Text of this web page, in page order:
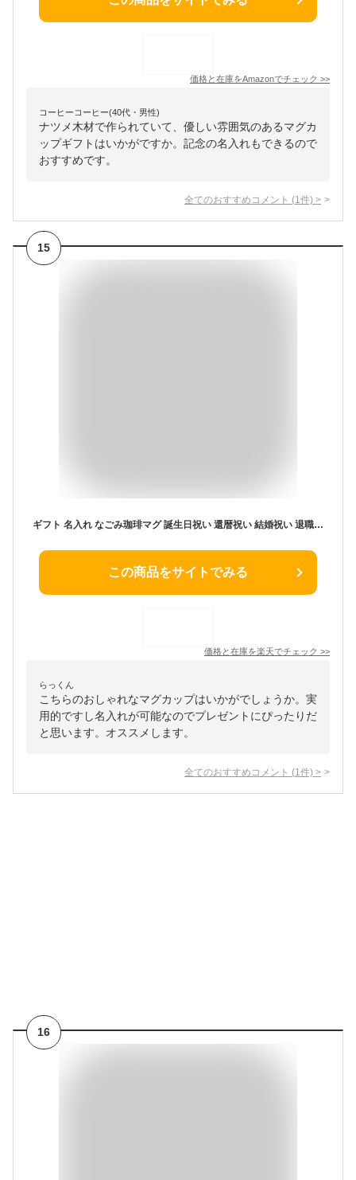
価格と在庫をAmazonでチェック >>
コーヒーコーヒー(40代・男性)
ナツメ木材で作られていて、優しい雰囲気のあるマグカ
ップギフトはいかがですか。記念の名入れもできるので
おすすめです。
全てのおすすめコメント (1 件) >
15
ギフト 名入れ なごみ珈琲マグ 誕生日祝い 還暦祝い 結婚祝い 退職祝い 父の日 敬老の日 母の日定年 長寿 昇進 卒業 入学 就職 栄転 送別会 お祝い 名前入り コーヒーマグ 珈琲 マグカップ 陶器 プレゼント ギフト 男性 女性 美濃焼
この商品をサイトでみる
価格と在庫を楽天でチェック >>
らっくん
こちらのおしゃれなマグカップはいかがでしょうか。実
用的ですし名入れが可能なのでプレゼントにぴったりだ
と思います。オススメします。
全てのおすすめコメント (1 件) >
16